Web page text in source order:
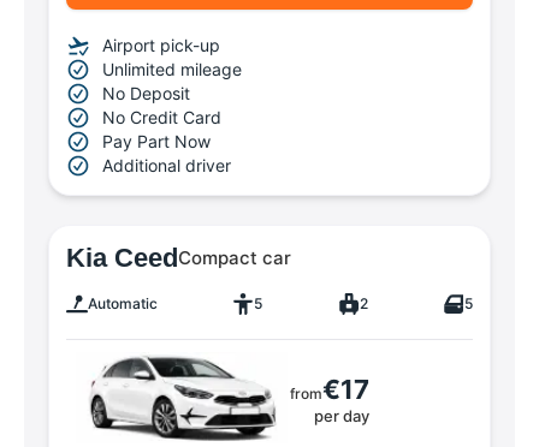
Airport pick-up
Unlimited mileage
No Deposit
No Credit Card
Pay Part Now
Additional driver
Kia CeedCompact car
Automatic 5 2 5
from€17
per day